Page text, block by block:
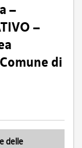
–
–
di
delle